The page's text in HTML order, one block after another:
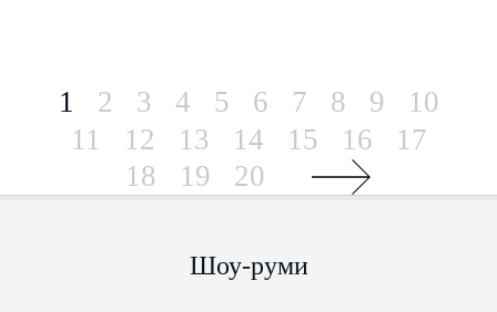
1 2 3 4 5 6 7 8 9
10
11
12 13 14 15 16
17
18
19 20
Шоу-руми